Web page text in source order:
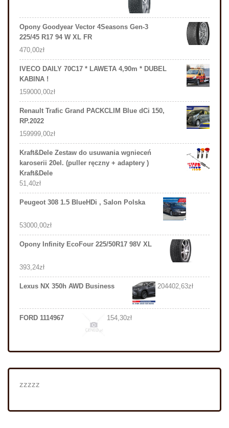
Opony Goodyear Vector 4Seasons Gen-3
225/45 R17 94 W XL FR
470,00zł
IVECO DAILY 70C17 * LAWETA 4,90m * DUBEL
KABINA !
159000,00zł
Renault Trafic Grand PACKCLIM Blue dCi 150,
RP.2022
159999,00zł
Kraft&Dele Zestaw do usuwania wgnieceń
karoserii 20el. (puller ręczny + adaptery )
Kraft&Dele
51,40zł
Peugeot 308 1.5 BlueHDi , Salon Polska
53000,00zł
Opony Infinity EcoFour 225/50R17 98V XL
393,24zł
Lexus NX 350h AWD Business 204402,63zł
FORD 1114967 154,30zł
zzzzz